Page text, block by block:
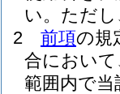
い。 ただ
2
前項の規
合において
範囲内で